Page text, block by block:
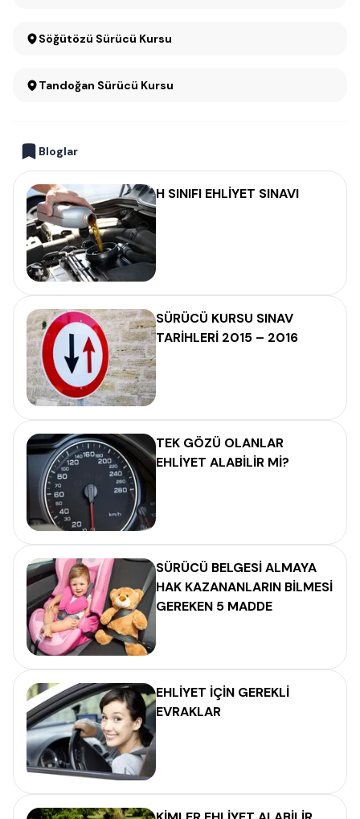
Söğütözü Sürücü Kursu
Tandoğan Sürücü Kursu
Bloglar
H SINIFI EHLİYET SINAVI
SÜRÜCÜ KURSU SINAV
TARİHLERİ 2015 – 2016
TEK GÖZÜ OLANLAR
EHLİYET ALABİLİR Mİ?
SÜRÜCÜ BELGESİ ALMAYA
HAK KAZANANLARIN BİLMESİ
GEREKEN 5 MADDE
EHLİYET İÇİN GEREKLİ
EVRAKLAR